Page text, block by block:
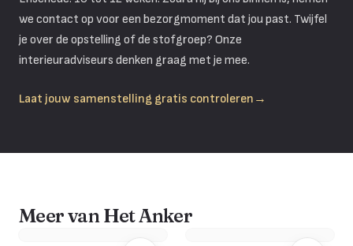
we contact op voor een bezorgmoment dat jou past. Twijfel
je over de opstelling of de stofgroep? Onze
interieuradviseurs denken graag met je mee.
Laat jouw samenstelling gratis controleren →
Meer van Het Anker